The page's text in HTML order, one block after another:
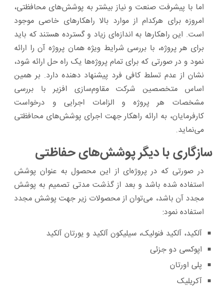
اما با پیشرفت صنعت و نیاز بیشتر به پوشش‌های محافظتی،
امروزه برای هرکدام از موارد بالا راهکارهای خاصی موجود
است. این راهکارها به اندازه‌ای زیاد و گسترده هستند که باید
برای هر پروژه، با بررسی شرایط ویژه همان پروژه آن را ارائه
نمود و در صورتی که برای تمام پروژه‌ها یک راه حل ارائه شود،
نشان از عدم تسلط کافی فرد پیشنهاد دهنده دارد. بر همین
اساس متخصصین شرکت مقاوم‌سازی افزیر با بررسی
مشخصات هر پروژه و الزامات اجرایی و درخواست
کارفرمایان، به ارائه راهکار جهت اجرای پوشش‌های محافظتی
می‌نماید.
سازگاری با دیگر پوشش‌های حفاظتی
در صورتی که در پروژه‌ای از این محصول به عنوان پوشش
استفاده شده باشد و بعد از گذشت مدتی تصمیم به پوشش
مجدد آن باشد، می‌توان از محصولات زیر جهت پوشش مجدد
استفاده نمود:
آلکید، آلکید فنولیک، سیلیکون آلکید و یورتان آلکید
اپوکسی دو جزئی
پلی اورتان
آکریلیک